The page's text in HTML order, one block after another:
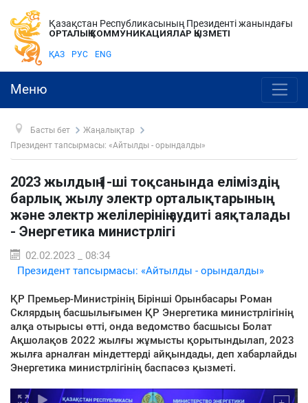
Қазақстан Республикасының Президенті жанындағы
ОРТАЛЫҚ КОММУНИКАЦИЯЛАР ҚЫЗМЕТІ
ҚАЗ РУС ENG
Меню
Басты бет
Жаңалықтар
Президент тапсырмасы: «Айтылды - орындалды»
2023 жылдың 1-ші тоқсанында еліміздің
барлық жылу электр орталықтарының
және электр желілерінің аудиті аяқталады
- Энергетика министрлігі
02.02.2023 _ 08:34
Президент тапсырмасы: «Айтылды - орындалды»
ҚР Премьер-Министрінің Бірінші Орынбасары Роман
Склярдың басшылығымен ҚР Энергетика министрлігінің
алқа отырысы өтті, онда ведомство басшысы Болат
Ақшолақов 2022 жылғы жұмысты қорытындылап, 2023
жылға арналған міндеттерді айқындады, деп хабарлайды
Энергетика министрлігінің баспасөз қызметі.